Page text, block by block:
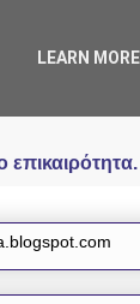
LEARN MORE